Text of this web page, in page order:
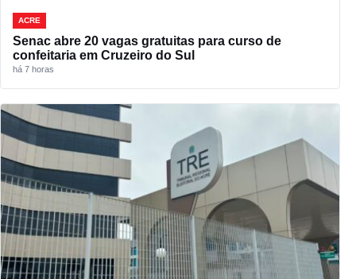
ACRE
Senac abre 20 vagas gratuitas para curso de
confeitaria em Cruzeiro do Sul
há 7 horas